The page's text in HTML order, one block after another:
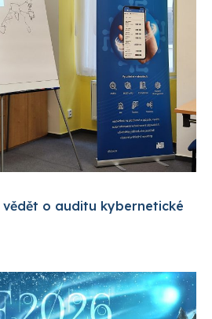
o auditu kybernetické